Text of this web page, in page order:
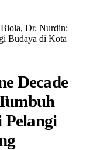
Dr. Nurdin:
Budaya di Kota
Decade